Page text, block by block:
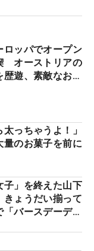
ロッパでオープン
オーストリアの
遊、素敵なお土
太っちゃうよ！」
量のお菓子を前に
子」を終えた山下
ょうだい揃って
バースデーディ